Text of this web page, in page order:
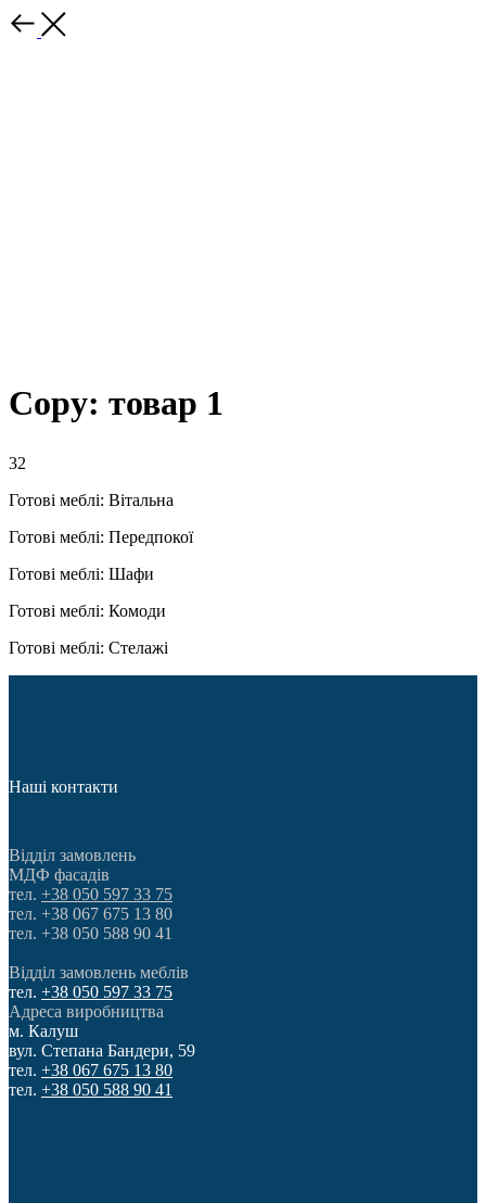
Copy: товар 1
32
Готові меблі: Вітальна
Готові меблі: Передпокої
Готові меблі: Шафи
Готові меблі: Комоди
Готові меблі: Стелажі
Наші контакти
Відділ замовлень
МДФ фасадів
тел. +38 050 597 33 75
тел. +38 067 675 13 80
тел. +38 050 588 90 41
Відділ замовлень меблів
тел. +38 050 597 33 75
Адреса виробництва
м. Калуш
вул. Степана Бандери, 59
тел. +38 067 675 13 80
тел. +38 050 588 90 41